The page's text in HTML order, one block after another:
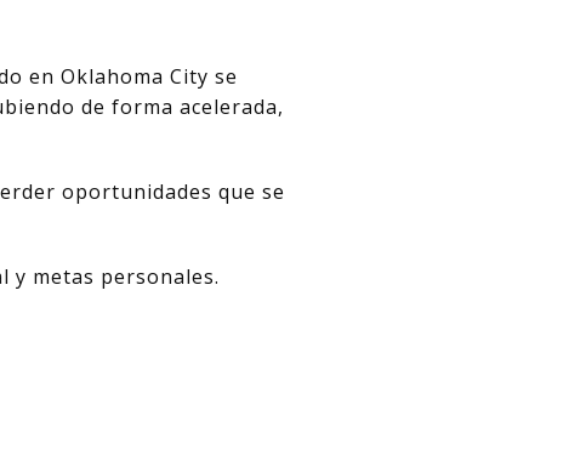
en Oklahoma City se
de forma acelerada,
oportunidades que se
y metas personales.